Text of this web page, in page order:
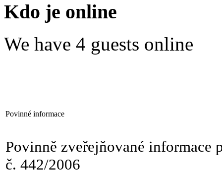
Kdo je online
We have 4 guests online
Povinné informace
Povinně zveřejňované informace
č. 442/2006